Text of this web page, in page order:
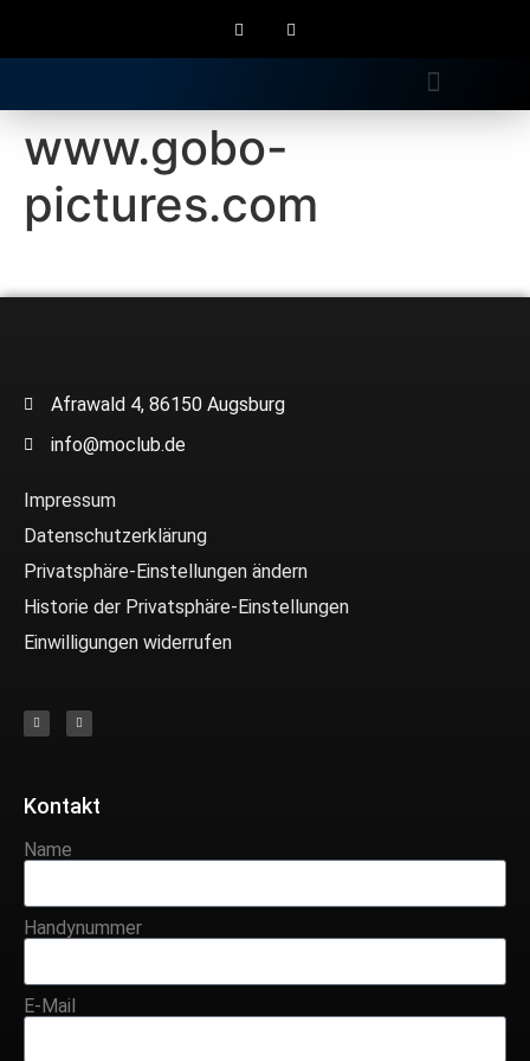
www.gobo-
pictures.com
Afrawald 4, 86150 Augsburg
info@moclub.de
Impressum
Datenschutzerklärung
Privatsphäre-Einstellungen ändern
Historie der Privatsphäre-Einstellungen
Einwilligungen widerrufen
Kontakt
Name
Handynummer
E-Mail